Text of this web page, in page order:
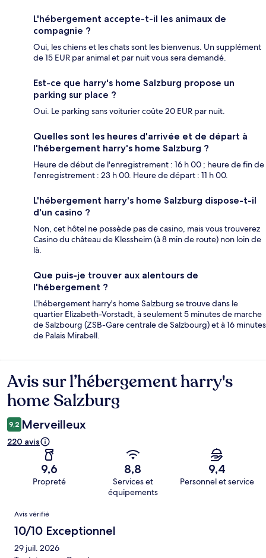
L'hébergement accepte-t-il les animaux de
compagnie ?
Oui, les chiens et les chats sont les bienvenus. Un supplément
de 15 EUR par animal et par nuit vous sera demandé.
Est-ce que harry's home Salzburg propose un
parking sur place ?
Oui. Le parking sans voiturier coûte 20 EUR par nuit.
Quelles sont les heures d'arrivée et de départ à
l'hébergement harry's home Salzburg ?
Heure de début de l'enregistrement : 16 h 00 ; heure de fin de
l'enregistrement : 23 h 00. Heure de départ : 11 h 00.
L'hébergement harry's home Salzburg dispose-t-il
d'un casino ?
Non, cet hôtel ne possède pas de casino, mais vous trouverez
Casino du château de Klessheim (à 8 min de route) non loin de
là.
Que puis-je trouver aux alentours de
l'hébergement ?
L'hébergement harry's home Salzburg se trouve dans le
quartier Elizabeth-Vorstadt, à seulement 5 minutes de marche
de Salzbourg (ZSB-Gare centrale de Salzbourg) et à 16 minutes
de Palais Mirabell.
Avis
Avis sur l’hébergement harry's
home Salzburg
9,2 Merveilleux
220 avis
9,6
Propreté
8,8
Services et
équipements
9,4
Personnel et service
Avis
Avis vérifié
10/10 Exceptionnel
29 juil. 2026